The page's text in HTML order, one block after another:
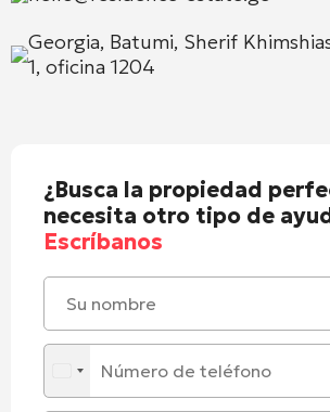
Georgia, Batumi, Sherif
1, oficina 1204
¿Busca la propiedad
necesita otro tipo de
Escríbanos